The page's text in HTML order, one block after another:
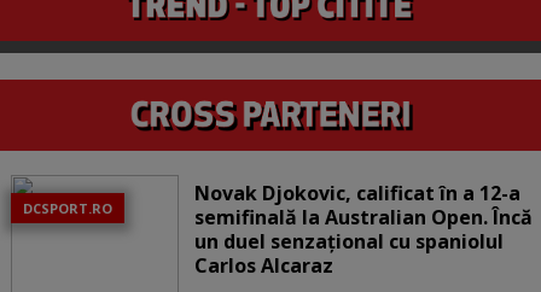
DCSPORT.RO
Novak Djokovic, calificat în a 12-a
semifinală la Australian Open. Încă
un duel senzațional cu spaniolul
Carlos Alcaraz